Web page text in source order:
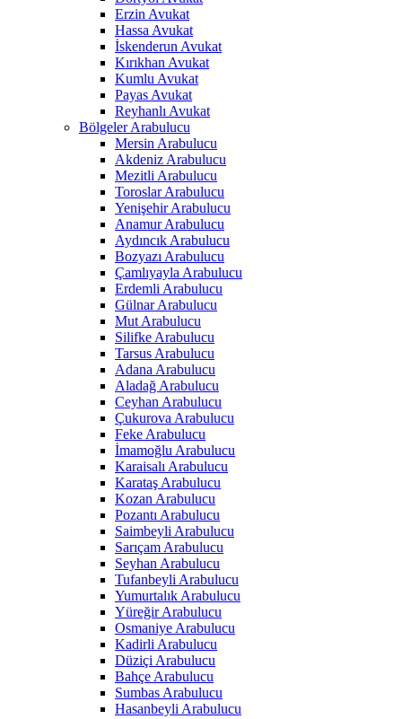
Erzin Avukat
Hassa Avukat
İskenderun Avukat
Kırıkhan Avukat
Kumlu Avukat
Payas Avukat
Reyhanlı Avukat
Bölgeler Arabulucu
Mersin Arabulucu
Akdeniz Arabulucu
Mezitli Arabulucu
Toroslar Arabulucu
Yenişehir Arabulucu
Anamur Arabulucu
Aydıncık Arabulucu
Bozyazı Arabulucu
Çamlıyayla Arabulucu
Erdemli Arabulucu
Gülnar Arabulucu
Mut Arabulucu
Silifke Arabulucu
Tarsus Arabulucu
Adana Arabulucu
Aladağ Arabulucu
Ceyhan Arabulucu
Çukurova Arabulucu
Feke Arabulucu
İmamoğlu Arabulucu
Karaisalı Arabulucu
Karataş Arabulucu
Kozan Arabulucu
Pozantı Arabulucu
Saimbeyli Arabulucu
Sarıçam Arabulucu
Seyhan Arabulucu
Tufanbeyli Arabulucu
Yumurtalık Arabulucu
Yüreğir Arabulucu
Osmaniye Arabulucu
Kadirli Arabulucu
Düziçi Arabulucu
Bahçe Arabulucu
Sumbas Arabulucu
Hasanbeyli Arabulucu